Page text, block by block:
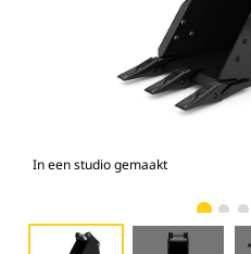
In een studio gemaakt